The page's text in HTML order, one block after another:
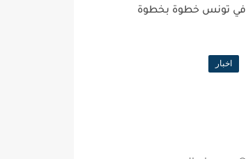
في تونس خطوة بخطوة
اخبار